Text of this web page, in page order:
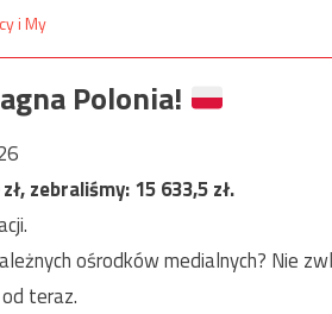
Polonia!
zł, zebraliśmy:15 633,5zł.
ośrodków medialnych? Nie
teraz.